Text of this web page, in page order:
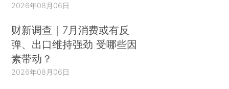
2026年08月06日
财新调查｜7月消费或有反
弹、出口维持强劲 受哪些因
素带动？
2026年08月06日